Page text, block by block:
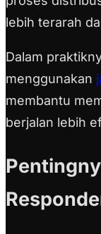
lebih terarah
Dalam
menggunakan
membantu
berjalan lebih